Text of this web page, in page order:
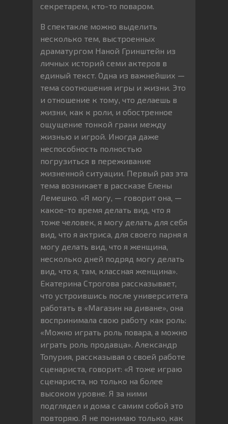
секретарем, кто-то поваром.
В спектакле можно выделить
несколько тем, выстроенных
драматургом Наной Гринштейн из
личных историй семи актеров в
единый текст. Одна из важнейших —
тема соотношения игры и жизни. Это
и отношение к тому, что делаешь в
жизни, как к роли, и обостренное
ощущение тонкой грани между
жизнью и игрой. Иногда даже
неспособность полностью
погрузиться в переживание
жизненной ситуации. Первый раз эта
тема возникает в рассказе Елены
Лемешко. «Я могу, — говорит она, —
какое-то время делать вид, что я
тоже человек, я могу делать для себя
вид, что я актриса, для своего парня я
могу делать вид, что я женщина,
несколько дней подряд могу делать
вид, что я, там, классная женщина».
Екатерина Строгова рассказывает,
что устроившись после университета
работать в «Магазин на диване», она
воспринимала свою работу как роль:
«Можно играть роль повара, а можно
играть роль продавца». Александр
Топурия, рассказывая о своей работе
сценариста, говорит: «Я тоже играю
сценариста, но только на более
высоком уровне. Я за ними
подглядел и дома с самим собой это
повторяю. Я не понимаю только, как